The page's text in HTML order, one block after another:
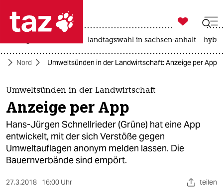
 taz zahl ich
taz zahl ich
themen
politik
öko
gesellschaft
kultur

taz zahl ich
landtagswahl in sachsen-anhalt
Nord Umweltsünden in der Landwirtschaft: Anzeige per App
Umweltsünden in der Landwirtschaft
Anzeige per App
Hans-Jürgen Schnellrieder (Grüne) hat eine App
entwickelt, mit der sich Verstöße gegen
Umweltauflagen anonym melden lassen. Die
Bauernverbände sind empört.
27.3.2018 16:00 Uhr teilen